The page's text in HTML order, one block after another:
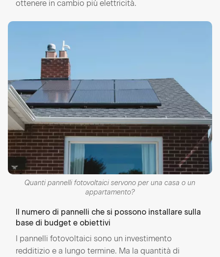
ottenere in cambio più elettricità.
Quanti pannelli fotovoltaici servono per una casa o un
appartamento?
Il numero di pannelli che si possono installare sulla
base di budget e obiettivi
I pannelli fotovoltaici sono un investimento
redditizio e a lungo termine. Ma la quantità di